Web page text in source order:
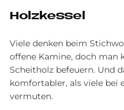
Holz­kes­sel
Viele denken beim
offene Kamine, doch man
Scheitholz befeuern. Und
komfortabler, als viele bei
vermuten.